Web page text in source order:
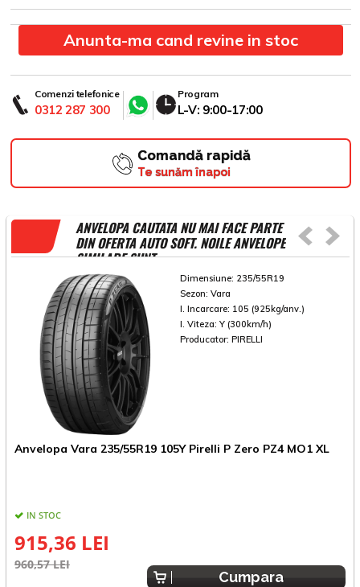
Anunta-ma cand revine in stoc
Comenzi telefonice
0312 287 300
Program
L-V: 9:00-17:00
Comandă rapidă
Te sunăm înapoi
ANVELOPA CAUTATA NU MAI FACE PARTE
DIN OFERTA AUTO SOFT. NOILE ANVELOPE
SIMILARE SUNT
Dimensiune: 235/55R19
Sezon: Vara
I. Incarcare: 105 (925kg/anv.)
I. Viteza: Y (300km/h)
Producator: PIRELLI
Anvelopa Vara 235/55R19 105Y Pirelli P Zero PZ4 MO1 XL
IN STOC
915,36 LEI
960,57 LEI
Cumpara